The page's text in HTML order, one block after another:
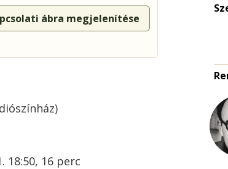
ábra megjelenítése
18:50, 16 perc